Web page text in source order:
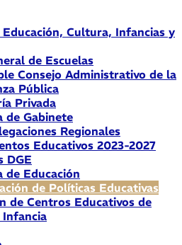
Cultura, Infancias y
de Escuelas
Consejo Administrativo de la
Pública
Privada
de Gabinete
Regionales
Educativos 2023-2027
DGE
de Educación
de Políticas Educativas
de Centros Educativos de